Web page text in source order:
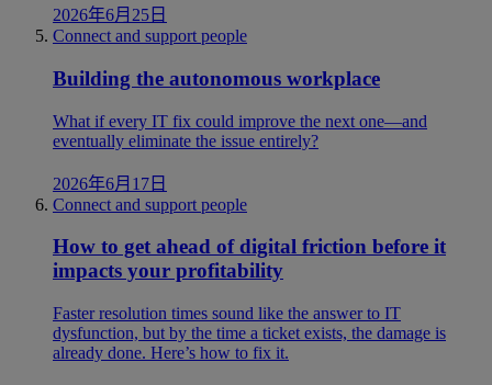
2026年6月25日
Connect and support people
Building the autonomous workplace
What if every IT fix could improve the next one—and
eventually eliminate the issue entirely?
2026年6月17日
Connect and support people
How to get ahead of digital friction before it
impacts your profitability
Faster resolution times sound like the answer to IT
dysfunction, but by the time a ticket exists, the damage is
already done. Here’s how to fix it.